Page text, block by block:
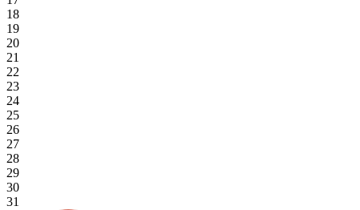
18
19
20
21
22
23
24
25
26
27
28
29
30
31